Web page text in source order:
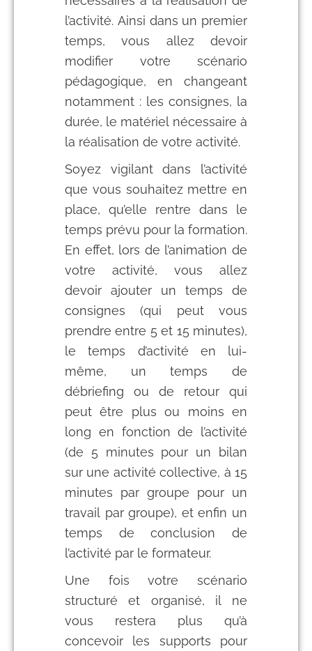
l’activité. Ainsi dans un premier
temps, vous allez devoir
modifier votre scénario
pédagogique, en changeant
notamment : les consignes, la
durée, le matériel nécessaire à
la réalisation de votre activité.
Soyez vigilant dans l’activité
que vous souhaitez mettre en
place, qu’elle rentre dans le
temps prévu pour la formation.
En effet, lors de l’animation de
votre activité, vous allez
devoir ajouter un temps de
consignes (qui peut vous
prendre entre 5 et 15 minutes),
le temps d’activité en lui-
même, un temps de
débriefing ou de retour qui
peut être plus ou moins en
long en fonction de l’activité
(de 5 minutes pour un bilan
sur une activité collective, à 15
minutes par groupe pour un
travail par groupe), et enfin un
temps de conclusion de
l’activité par le formateur.
Une fois votre scénario
structuré et organisé, il ne
vous restera plus qu’à
concevoir les supports pour